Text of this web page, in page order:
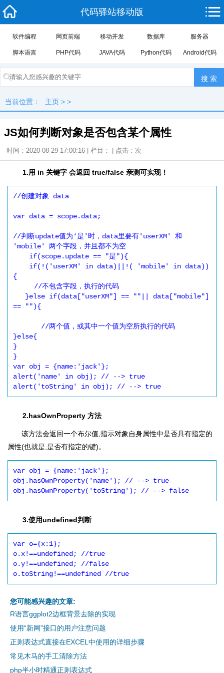
代码驿站移动版
软件编程 网页前端 移动开发 数据库 服务器
脚本语言 PHP代码 JAVA代码 Python代码 Android代码
当前位置： 主页 > >
JS如何判断对象是否包含某个属性
时间：2020-08-29 17:00:16 | 栏目： | 点击： 次
1.用 in 关键字 会返回 true/false 亲测可实现！
//创建对象 data
var data = scope.data;
//判断update值为‘是'时，data里要有'userXM' 和
'mobile' 两个字段，并且都不为空
{
//不包含字段，执行的代码
== ""){
//两个值，或其中一个值为空所执行的代码
}else{
}
}
var obj = {name:'jack'};
alert('name' in obj); // --> true
alert('toString' in obj); // --> true
2.hasOwnProperty 方法
该方法会返回一个布尔值,指示对象自身属性中是否具有指定的
属性(也就是,是否有指定的键)。
var obj = {name:'jack'};
obj.hasOwnProperty('name'); // --> true
obj.hasOwnProperty('toString'); // --> false
3.使用undefined判断
var o={x:1};
o.x!==undefined; //true
o.y!==undefined; //false
o.toString!==undefined //true
您可能感兴趣的文章:
R语言ggplot2边框背景去除的实现
使用“新网”接口的用户注意问题
正则表达式直接在EXCEL中使用的详细步骤
常见木马的手工清除方法
php半小时精通正则表达式